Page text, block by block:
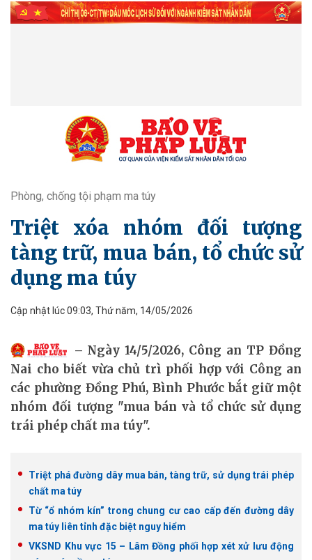
Phòng, chống tội phạm ma túy
Triệt xóa nhóm đối tượng
tàng trữ, mua bán, tổ chức sử
dụng ma túy
Cập nhật lúc 09:03, Thứ năm, 14/05/2026
Ngày 14/5/2026, Công an TP Đồng
Nai cho biết vừa chủ trì phối hợp với Công an
các phường Đồng Phú, Bình Phước bắt giữ một
nhóm đối tượng "mua bán và tổ chức sử dụng
trái phép chất ma túy".
Triệt phá đường dây mua bán, tàng trữ, sử dụng trái phép
chất ma túy
Từ “ổ nhóm kín” trong chung cư cao cấp đến đường dây
ma túy liên tỉnh đặc biệt nguy hiểm
VKSND Khu vực 15 – Lâm Đồng phối hợp xét xử lưu động